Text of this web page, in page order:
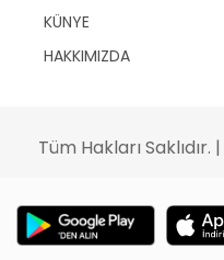
KÜNYE
HAKKIMIZDA
Tüm Hakları Saklıdır. |